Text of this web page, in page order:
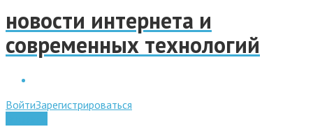
новости интернета и
современных технологий
ВойтиЗарегистрироваться